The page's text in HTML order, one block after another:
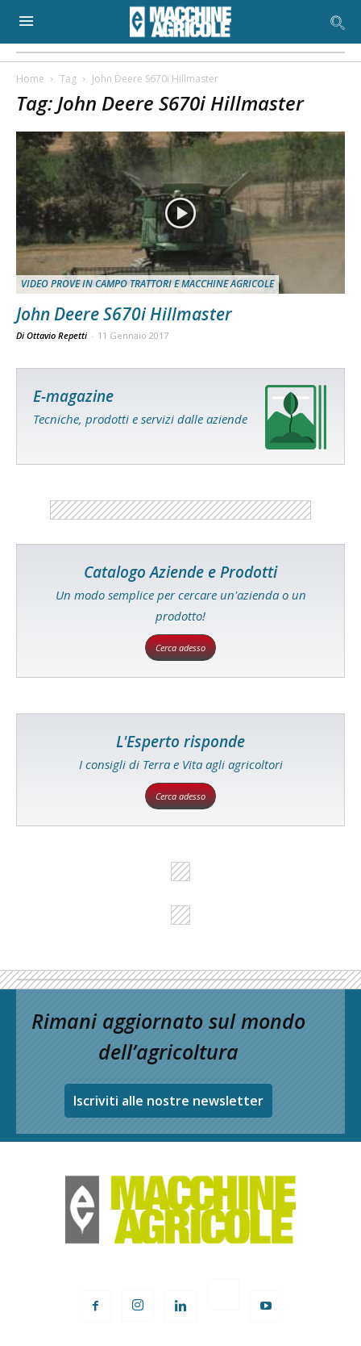
Home Tag John Deere S670i Hillmaster
Tag: John Deere S670i Hillmaster
VIDEO PROVE IN CAMPO TRATTORI E MACCHINE AGRICOLE
John Deere S670i Hillmaster
Di Ottavio Repetti - 11 Gennaio 2017
E-magazine
Tecniche, prodotti e servizi dalle aziende
Catalogo Aziende e Prodotti
Un modo semplice per cercare un'azienda o un
prodotto!
Cerca adesso
L'Esperto risponde
I consigli di Terra e Vita agli agricoltori
Cerca adesso
Rimani aggiornato sul mondo
dell’agricoltura
Iscriviti alle nostre newsletter